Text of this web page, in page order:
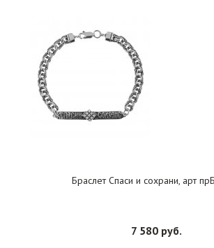
Браслет Спаси и сохрани, арт
7 580 руб.